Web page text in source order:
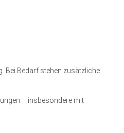
Bei Bedarf stehen zusätzliche
– insbesondere mit